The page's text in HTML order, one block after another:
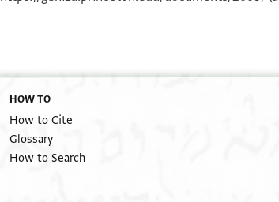
HOW TO
How to Cite
Glossary
How to Search